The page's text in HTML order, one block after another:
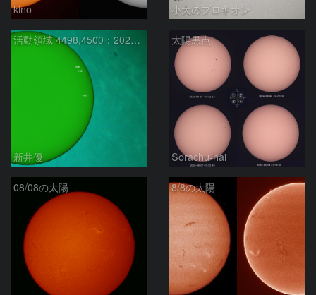
kino 小犬のプロキオン
活動領域 4498,4500：2026/08/08
新井優
太陽黒点
Sorachu-hai
08/08の太陽 8/8の太陽